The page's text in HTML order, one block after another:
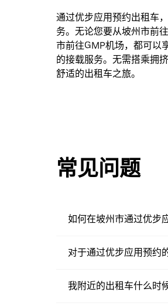
通过优步应用预约出租车
务。无论您要从坡州市前
市前往GMP机场，都可以
的接载服务。无需搭乘拥
舒适的出租车之旅。
常见问题
如何在坡州市通过优步
对于通过优步应用预约
我附近的出租车什么时